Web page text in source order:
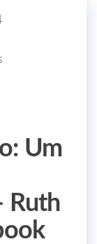
Um
Ruth